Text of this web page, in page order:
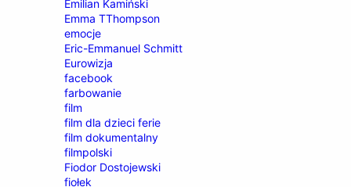
Emilian Kamiński
Emma TThompson
emocje
Eric-Emmanuel Schmitt
Eurowizja
facebook
farbowanie
film
film dla dzieci ferie
film dokumentalny
filmpolski
Fiodor Dostojewski
fiołek